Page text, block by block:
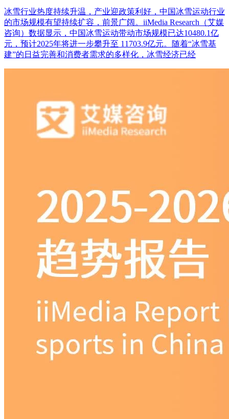
冰雪行业热度持续升温，产业迎政策利好，中国冰雪运动行业
的市场规模有望持续扩容，前景广阔。iiMedia Research（艾媒
咨询）数据显示，中国冰雪运动带动市场规模已达10480.1亿
元，预计2025年将进一步攀升至 11703.9亿元。随着“冰雪基
建”的日益完善和消费者需求的多样化，冰雪经济已经